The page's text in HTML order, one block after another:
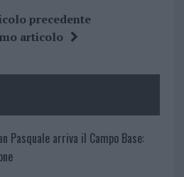
at
s
p
a
re
precedente
articolo
Pasquale arriva il Campo Base: